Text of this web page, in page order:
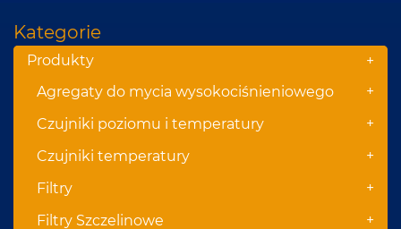
Kategorie
Produkty +
Agregaty do mycia wysokociśnieniowego +
Czujniki poziomu i temperatury +
Czujniki temperatury +
Filtry +
Filtry Szczelinowe +